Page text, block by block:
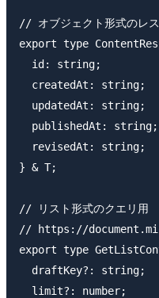
// オブジェクト形式のレ
export type
  id: string;
  createdAt: string;
  updatedAt: string;
  publishedAt: string;
  revisedAt: string;
} & T;
// リスト形式のクエリ用
// https://
export type
  draftKey?: string;
  limit?: number;